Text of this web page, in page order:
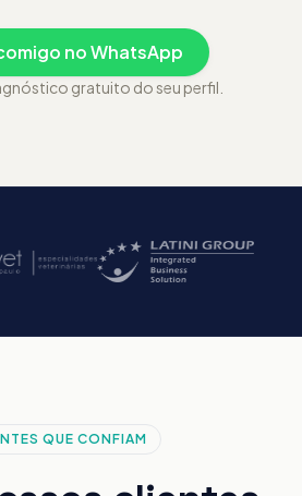
no WhatsApp
gratuito do seu perfil.
QUE CONFIAM